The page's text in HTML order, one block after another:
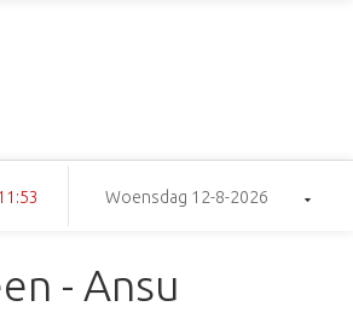
Woensdag 12-8-2026
- Ansu